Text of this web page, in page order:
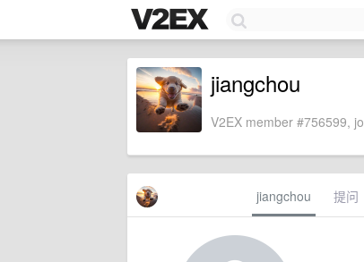
jiangchou
V2EX member #756599,
jiangchou 提问